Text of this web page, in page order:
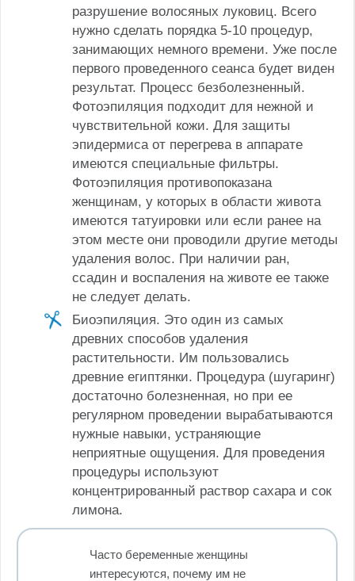
разрушение волосяных луковиц. Всего
нужно сделать порядка 5-10 процедур,
занимающих немного времени. Уже после
первого проведенного сеанса будет виден
результат. Процесс безболезненный.
Фотоэпиляция подходит для нежной и
чувствительной кожи. Для защиты
эпидермиса от перегрева в аппарате
имеются специальные фильтры.
Фотоэпиляция противопоказана
женщинам, у которых в области живота
имеются татуировки или если ранее на
этом месте они проводили другие методы
удаления волос. При наличии ран,
ссадин и воспаления на животе ее также
не следует делать.
Биоэпиляция. Это один из самых
древних способов удаления
растительности. Им пользовались
древние египтянки. Процедура (шугаринг)
достаточно болезненная, но при ее
регулярном проведении вырабатываются
нужные навыки, устраняющие
неприятные ощущения. Для проведения
процедуры используют
концентрированный раствор сахара и сок
лимона.
Часто беременные женщины
интересуются, почему им не